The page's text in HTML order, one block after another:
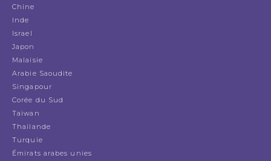
Chine
Inde
Israel
Japon
Malaisie
Arabie Saoudite
Singapour
Corée du Sud
Taiwan
Thailande
Turquie
Émirats arabes unies